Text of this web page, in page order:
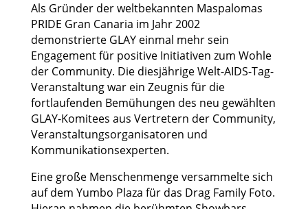
Als Gründer der weltbekannten Maspalomas
PRIDE Gran Canaria im Jahr 2002
demonstrierte GLAY einmal mehr sein
Engagement für positive Initiativen zum Wohle
der Community. Die diesjährige Welt-AIDS-Tag-
Veranstaltung war ein Zeugnis für die
fortlaufenden Bemühungen des neu gewählten
GLAY-Komitees aus Vertretern der Community,
Veranstaltungsorganisatoren und
Kommunikationsexperten.
Eine große Menschenmenge versammelte sich
auf dem Yumbo Plaza für das Drag Family Foto.